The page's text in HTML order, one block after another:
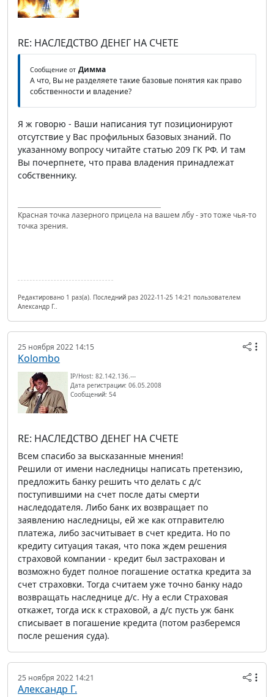
RE: НАСЛЕДСТВО ДЕНЕГ НА СЧЕТЕ
Сообщение от Димма
А что, Вы не разделяете такие базовые понятия как право
собственности и владение?
Я ж говорю - Ваши написания тут позиционируют
отсутствие у Вас профильных базовых знаний. По
указанному вопросу читайте статью 209 ГК РФ. И там
Вы почерпнете, что права владения принадлежат
собственнику.
Красная точка лазерного прицела на вашем лбу - это тоже чья-то
точка зрения.
Редактировано 1 раз(а). Последний раз 2022-11-25 14:21 пользователем
Александр Г..
25 ноября 2022 14:15
Kolombo
IP/Host: 82.142.136.---
Дата регистрации: 06.05.2008
Сообщений: 54
RE: НАСЛЕДСТВО ДЕНЕГ НА СЧЕТЕ
Всем спасибо за высказанные мнения!
Решили от имени наследницы написать претензию,
предложить банку решить что делать с д/с
поступившими на счет после даты смерти
наследодателя. Либо банк их возвращает по
заявлению наследницы, ей же как отправителю
платежа, либо засчитывает в счет кредита. Но по
кредиту ситуация такая, что пока ждем решения
страховой компании - кредит был застрахован и
возможно будет полное погашение остатка кредита за
счет страховки. Тогда считаем уже точно банку надо
возвращать наследнице д/с. Ну а если Страховая
откажет, тогда иск к страховой, а д/с пусть уж банк
списывает в погашение кредита (потом разберемся
после решения суда).
25 ноября 2022 14:21
Александр Г.